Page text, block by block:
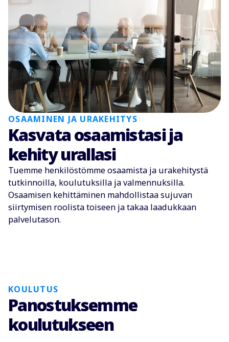
OSAAMINEN JA URAKEHITYS
Kasvata osaamistasi ja
kehity urallasi
Tuemme henkilöstömme osaamista ja urakehitystä
tutkinnoilla, koulutuksilla ja valmennuksilla.
Osaamisen kehittäminen mahdollistaa sujuvan
siirtymisen roolista toiseen ja takaa laadukkaan
palvelutason.
KOULUTUS
Panostuksemme
koulutukseen